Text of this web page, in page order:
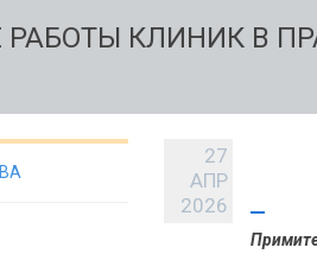
РАБОТЫ КЛИНИК В
27
АПР
2026